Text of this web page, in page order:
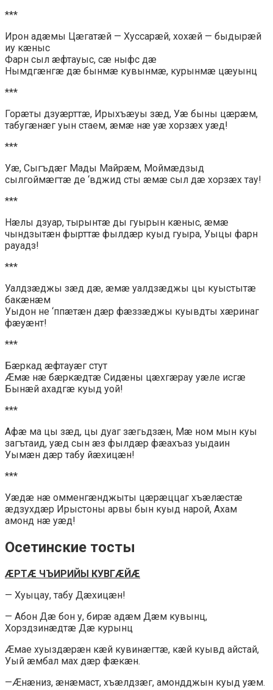
***
Ирон адæмы Цæгатæй — Хуссарæй, хохæй — быдырæй
иу кæныс
Фарн сыл æфтауыс, сæ ныфс дæ
Нымдгæнгæ дæ бынмæ кувынмæ, курынмæ цæуынц
***
Горæты дзуæрттæ, Ирыхъæуы зæд, Уæ быны цæрæм,
табугæнæг уын стаем, æмæ нæ уæ хорзæх уæд!
***
Уæ, Сыгъдæг Мады Майрæм, Моймæдзыд
сылгоймæгтæ де ‘вджид сты æмæ сыл дæ хорзæх тау!
***
Нæлы дзуар, тырынтæ ды гуырын кæныс, æмæ
чындзытæн фырттæ фылдæр куыд гуыра, Уыцы фарн
рауадз!
***
Уалдзæджы зæд дæ, æмæ уалдзæджы цы куыстытæ
бакæнæм
Уыдон не ‘ппæтæн дæр фæззæджы куывдты хæринаг
фæуæнт!
***
Бæркад æфтауæг стут
Æмæ нæ бæркæдтæ Сидæны цæхгæрау уæле исгæ
Бынæй ахадгæ куыд уой!
***
Афæ ма цы зæд, цы дуаг зæгьдзæн, Мæ ном мын куы
загътаид, уæд сын æз фылдæр фæахъаз уыдаин
Уымæн дæр табу йæхицæн!
***
Уæдæ нæ омменгæнджыты цæрæццаг хъæлæстæ
æдзухдæр Ирыстоны арвы бын куыд нарой, Ахам
амонд нæ уæд!
Осетинские тосты
ÆРТÆ ЧЪИРИЙЫ КУВГÆЙÆ
— Хуыцау, табу Дæхицæн!
— Абон Дæ бон у, бирæ адæм Дæм кувынц,
Хорздзинæдтæ Дæ курынц
Æмае хуыздæрæн кæй кувинæгтæ, кæй куывд айстай,
Уый æмбал мах дæр фæкæн.
—Æнæниз, æнæмаст, хъæлдзæг, амондджын куыд уæм.